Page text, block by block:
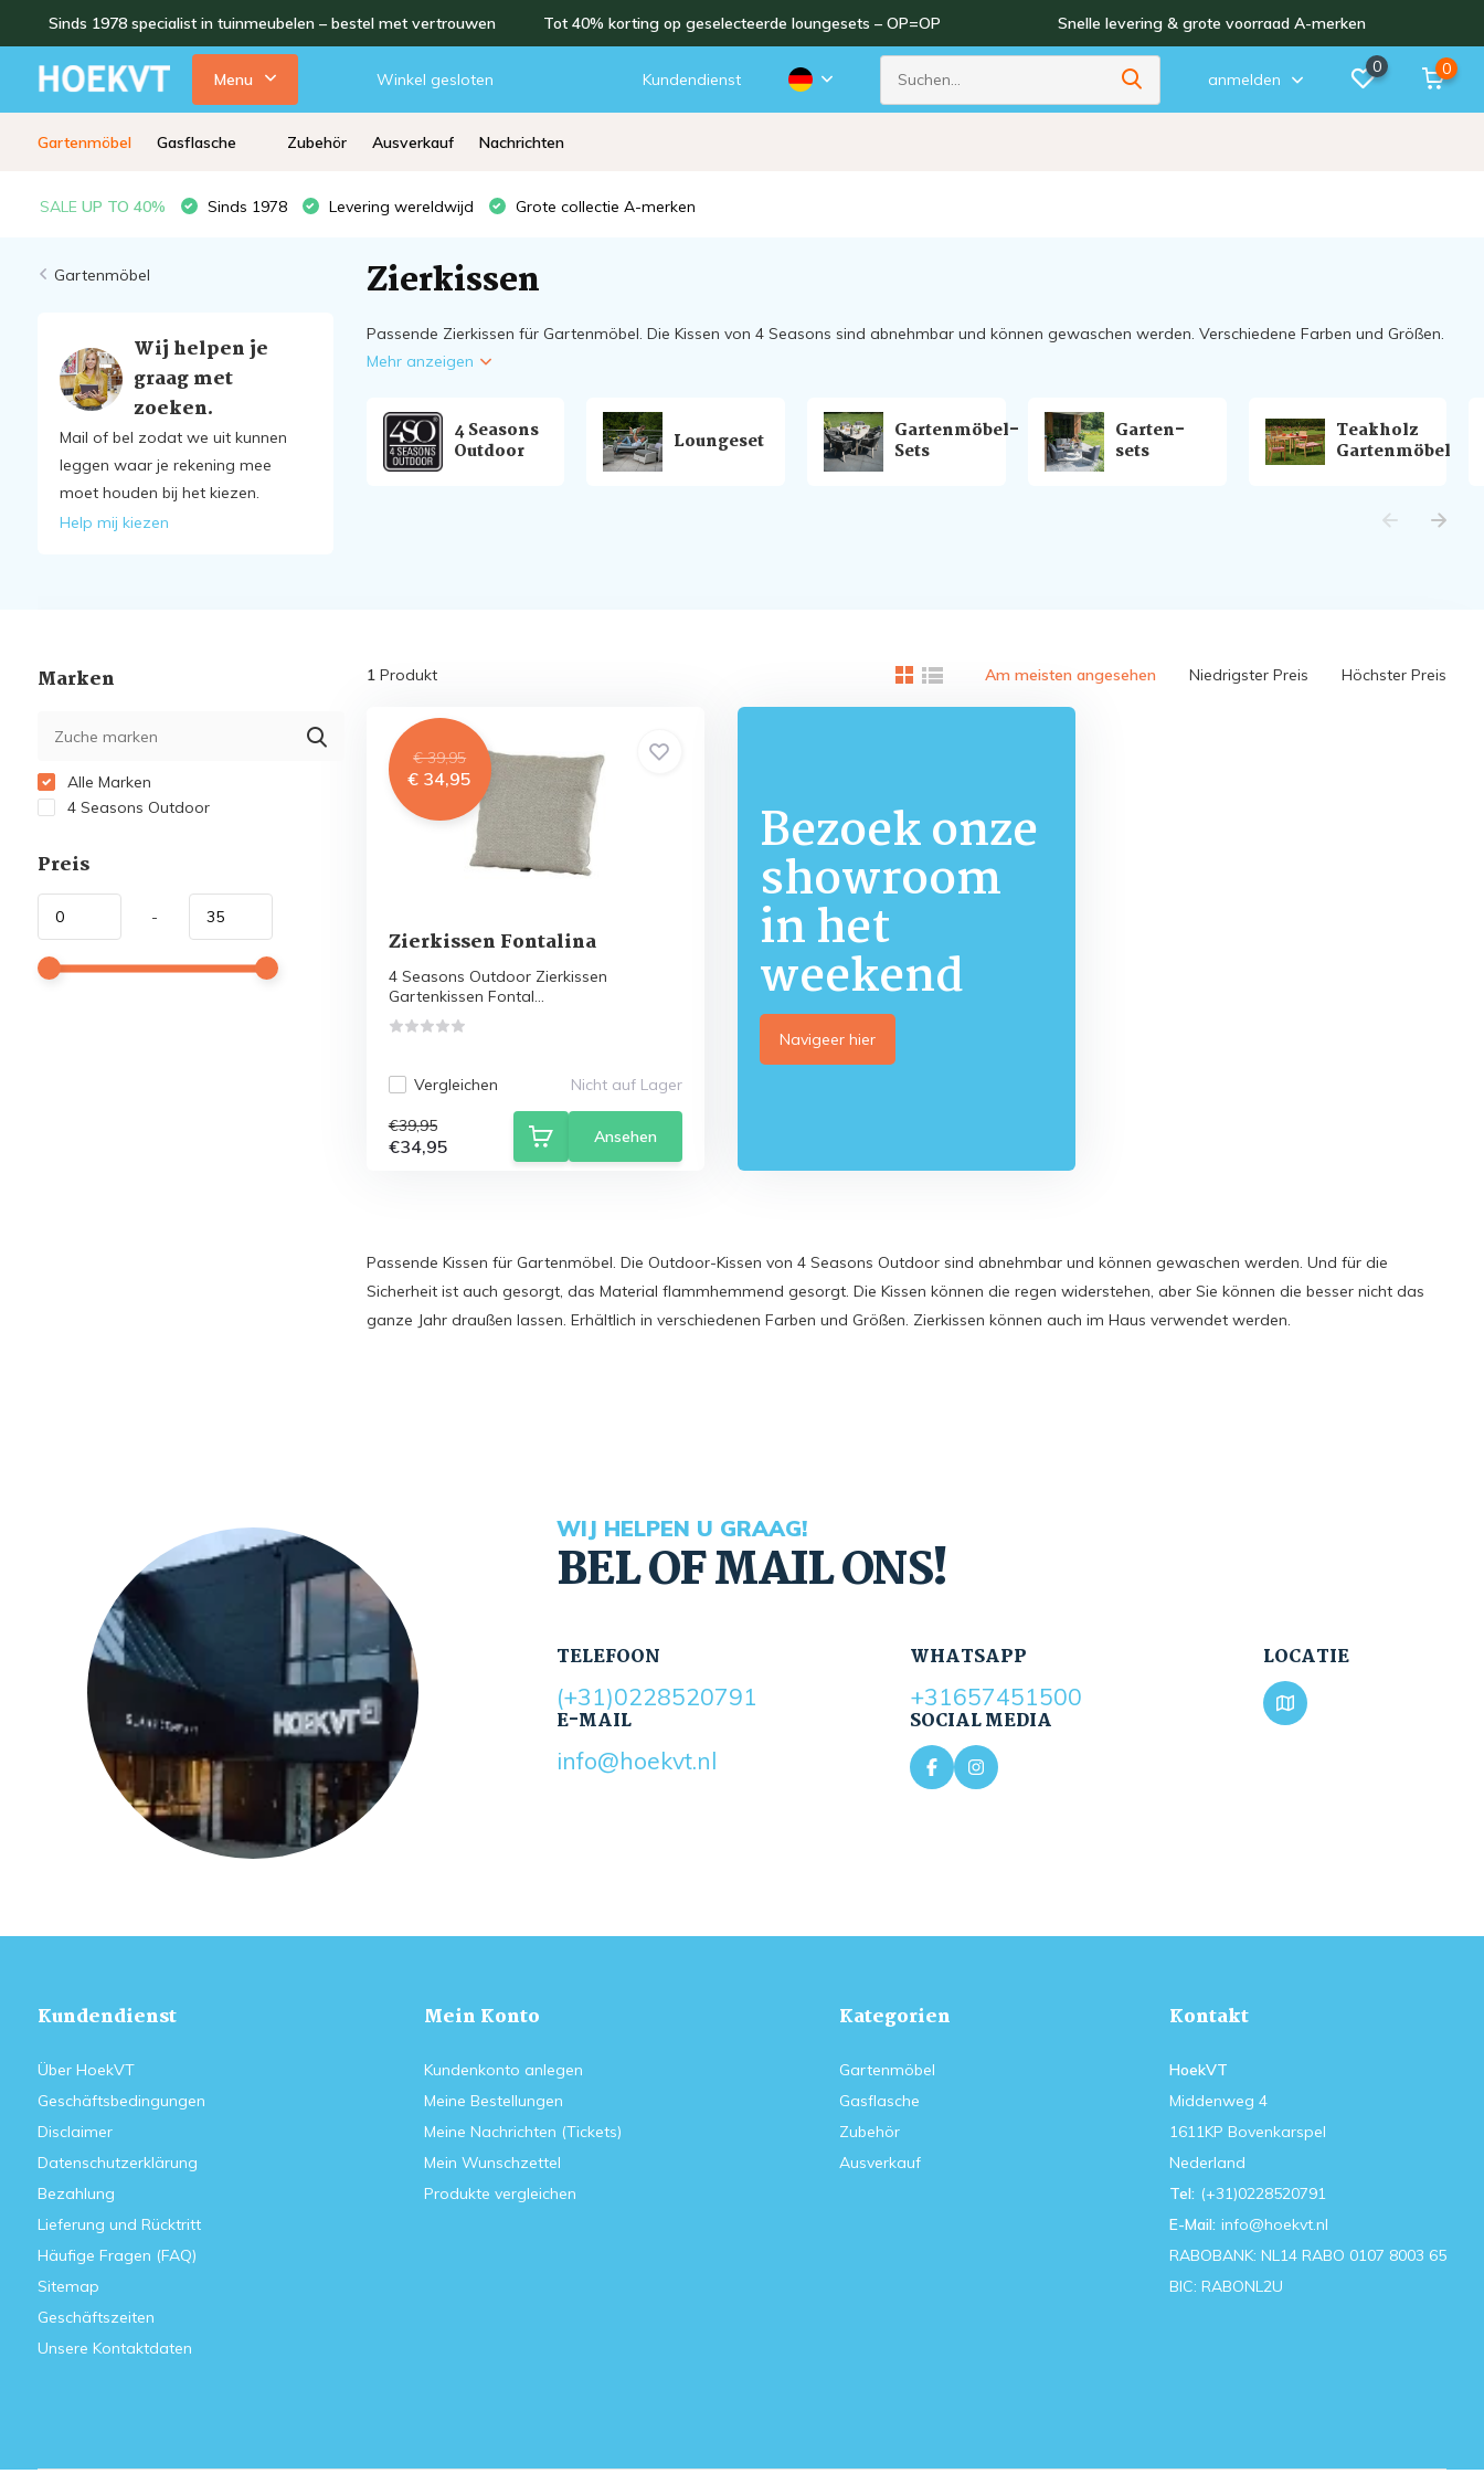
Sinds 1978 specialist in tuinmeubelen – bestel met vertrouwen Tot 40% korting op geselecteerde loungesets – OP=OP Snelle levering & grote voorraad A-merken
Menu Winkel gesloten Kundendienst anmelden
0 0
Gartenmöbel Gasflasche Zubehör Ausverkauf Nachrichten
SALE UP TO 40% Sinds 1978 Levering wereldwijd Grote collectie A-merken
Gartenmöbel
Wij helpen je
graag met
zoeken.
Mail of bel zodat we uit kunnen
leggen waar je rekening mee
moet houden bij het kiezen.
Help mij kiezen
Zierkissen
Passende Zierkissen für Gartenmöbel. Die Kissen von 4 Seasons sind abnehmbar und können gewaschen werden. Verschiedene Farben und Größen.
Mehr anzeigen
4 Seasons
Outdoor Loungeset Gartenmöbel-
Sets
Garten-
sets
Teakholz
Gartenmöbel
Marken
Alle Marken
4 Seasons Outdoor
Preis
-
1Produkt Am meisten angesehen Niedrigster Preis Höchster Preis
€ 39,95
€ 34,95
Zierkissen Fontalina
4 Seasons Outdoor Zierkissen
Gartenkissen Fontal...
Vergleichen Nicht auf Lager
€39,95
€34,95 Ansehen
Bezoek onze
showroom
in het
weekend
Navigeer hier
Passende Kissen für Gartenmöbel. Die Outdoor-Kissen von 4 Seasons Outdoor sind abnehmbar und können gewaschen werden. Und für die
Sicherheit ist auch gesorgt, das Material flammhemmend gesorgt. Die Kissen können die regen widerstehen, aber Sie können die besser nicht das
ganze Jahr draußen lassen. Erhältlich in verschiedenen Farben und Größen. Zierkissen können auch im Haus verwendet werden.
WIJ HELPEN U GRAAG!
BEL OF MAIL ONS!
TELEFOON
(+31)0228520791
E-MAIL
info@hoekvt.nl
WHATSAPP
+31657451500
SOCIAL MEDIA
LOCATIE
Kundendienst
Über HoekVT
Geschäftsbedingungen
Disclaimer
Datenschutzerklärung
Bezahlung
Lieferung und Rücktritt
Häufige Fragen (FAQ)
Sitemap
Geschäftszeiten
Unsere Kontaktdaten
Mein Konto
Kundenkonto anlegen
Meine Bestellungen
Meine Nachrichten (Tickets)
Mein Wunschzettel
Produkte vergleichen
Kategorien
Gartenmöbel
Gasflasche
Zubehör
Ausverkauf
Kontakt
HoekVT
Middenweg 4
1611KP Bovenkarspel
Nederland
Tel: (+31)0228520791
E-Mail: info@hoekvt.nl
RABOBANK: NL14 RABO 0107 8003 65
BIC: RABONL2U